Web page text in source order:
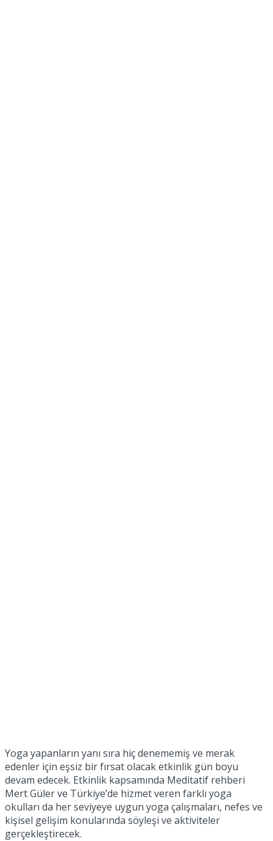
Yoga yapanların yanı sıra hiç denememiş ve merak
edenler için eşsiz bir fırsat olacak etkinlik gün boyu
devam edecek. Etkinlik kapsamında Meditatif rehberi
Mert Güler ve Türkiye’de hizmet veren farklı yoga
okulları da her seviyeye uygun yoga çalışmaları, nefes ve
kişisel gelişim konularında söyleşi ve aktiviteler
gerçekleştirecek.